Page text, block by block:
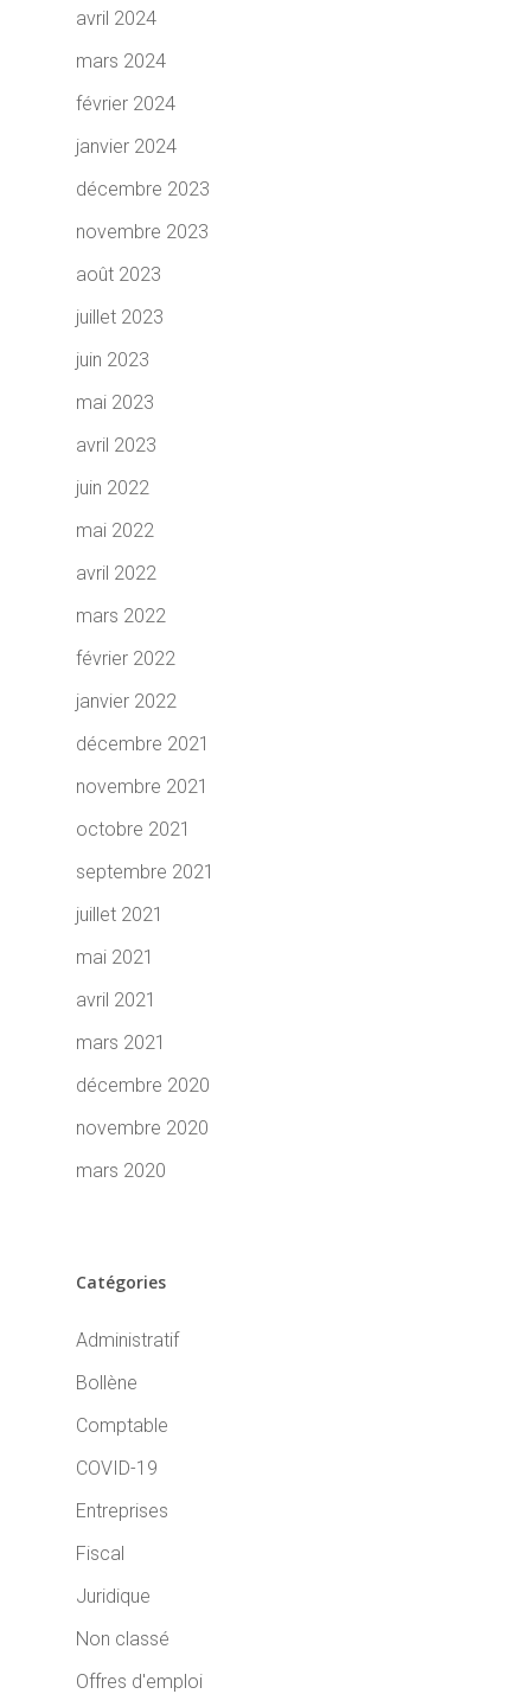
avril 2024
mars 2024
février 2024
janvier 2024
décembre 2023
novembre 2023
août 2023
juillet 2023
juin 2023
mai 2023
avril 2023
juin 2022
mai 2022
avril 2022
mars 2022
février 2022
janvier 2022
décembre 2021
novembre 2021
octobre 2021
septembre 2021
juillet 2021
mai 2021
avril 2021
mars 2021
décembre 2020
novembre 2020
mars 2020
Catégories
Administratif
Bollène
Comptable
COVID-19
Entreprises
Fiscal
Juridique
Non classé
Offres d'emploi